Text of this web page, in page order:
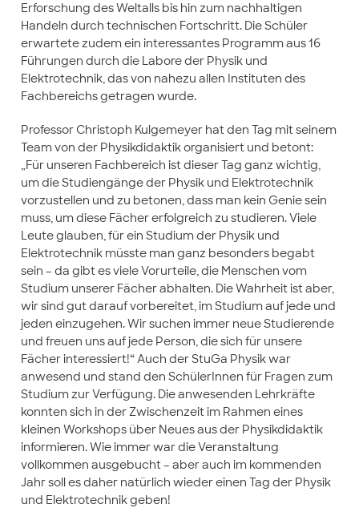
Erforschung des Weltalls bis hin zum nachhaltigen
Handeln durch technischen Fortschritt. Die Schüler
erwartete zudem ein interessantes Programm aus 16
Führungen durch die Labore der Physik und
Elektrotechnik, das von nahezu allen Instituten des
Fachbereichs getragen wurde.
Professor Christoph Kulgemeyer hat den Tag mit seinem
Team von der Physikdidaktik organisiert und betont:
„Für unseren Fachbereich ist dieser Tag ganz wichtig,
um die Studiengänge der Physik und Elektrotechnik
vorzustellen und zu betonen, dass man kein Genie sein
muss, um diese Fächer erfolgreich zu studieren. Viele
Leute glauben, für ein Studium der Physik und
Elektrotechnik müsste man ganz besonders begabt
sein – da gibt es viele Vorurteile, die Menschen vom
Studium unserer Fächer abhalten. Die Wahrheit ist aber,
wir sind gut darauf vorbereitet, im Studium auf jede und
jeden einzugehen. Wir suchen immer neue Studierende
und freuen uns auf jede Person, die sich für unsere
Fächer interessiert!“ Auch der StuGa Physik war
anwesend und stand den SchülerInnen für Fragen zum
Studium zur Verfügung. Die anwesenden Lehrkräfte
konnten sich in der Zwischenzeit im Rahmen eines
kleinen Workshops über Neues aus der Physikdidaktik
informieren. Wie immer war die Veranstaltung
vollkommen ausgebucht – aber auch im kommenden
Jahr soll es daher natürlich wieder einen Tag der Physik
und Elektrotechnik geben!